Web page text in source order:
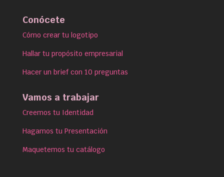
Conócete
Cómo crear tu logotipo
Hallar tu propósito empresarial
Hacer un brief con 10 preguntas
Vamos a trabajar
Creemos tu Identidad
Hagamos tu Presentación
Maquetemos tu catálogo